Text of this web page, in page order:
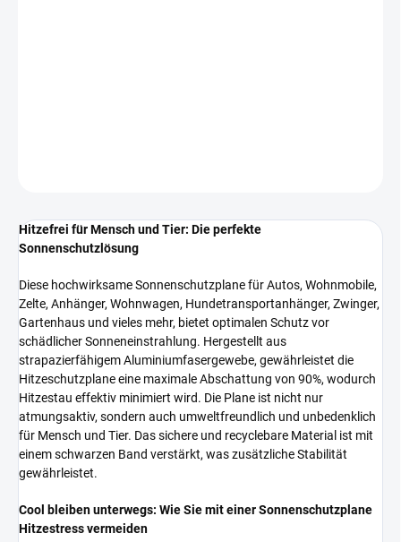
Hitzefrei für Mensch und Tier: Die perfekte
Sonnenschutzlösung
Diese hochwirksame Sonnenschutzplane für Autos, Wohnmobile,
Zelte, Anhänger, Wohnwagen, Hundetransportanhänger, Zwinger,
Gartenhaus und vieles mehr, bietet optimalen Schutz vor
schädlicher Sonneneinstrahlung. Hergestellt aus
strapazierfähigem Aluminiumfasergewebe, gewährleistet die
Hitzeschutzplane eine maximale Abschattung von 90%, wodurch
Hitzestau effektiv minimiert wird. Die Plane ist nicht nur
atmungsaktiv, sondern auch umweltfreundlich und unbedenklich
für Mensch und Tier. Das sichere und recyclebare Material ist mit
einem schwarzen Band verstärkt, was zusätzliche Stabilität
gewährleistet.
Cool bleiben unterwegs: Wie Sie mit einer Sonnenschutzplane
Hitzestress vermeiden